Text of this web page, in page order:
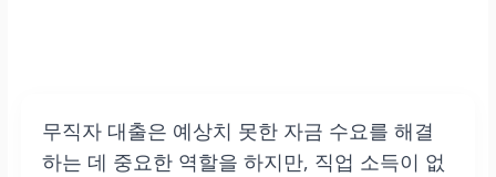
무직자 대출은 예상치 못한 자금 수요를 해결
하는 데 중요한 역할을 하지만, 직업 소득이 없